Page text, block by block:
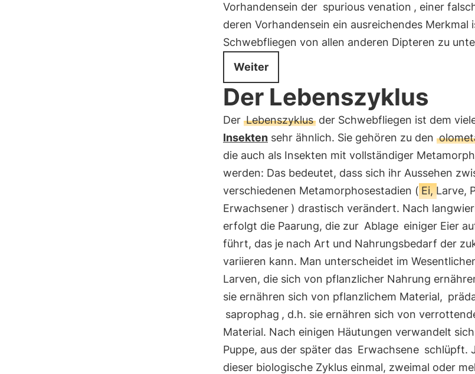
Vorhandensein der spurious venation , einer
deren Vorhandensein ein ausreichendes Merkmal
Schwebfliegen von allen anderen Dipteren zu
Weiter
Der Lebenszyklus
Der Lebenszyklusder Schwebfliegen ist dem
Insektensehr ähnlich. Sie gehören zu den
die auch als Insekten mit vollständiger
werden: Das bedeutet, dass sich ihr Aussehen
verschiedenen Metamorphosestadien ( Ei, Larve,
Erwachsener ) drastisch verändert. Nach
erfolgt die Paarung, die zur Ablage einiger Eier
führt, das je nach Art und Nahrungsbedarf der
variieren kann. Man unterscheidet im
Larven, die sich von pflanzlicher Nahrung
sie ernähren sich von pflanzlichem Material,
saprophag , d.h. sie ernähren sich von
Material. Nach einigen Häutungen verwandelt
Puppe, aus der später das Erwachsene schlüpft.
dieser biologische Zyklus einmal, zweimal oder